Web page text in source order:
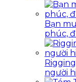
Bạn
phúc,
người